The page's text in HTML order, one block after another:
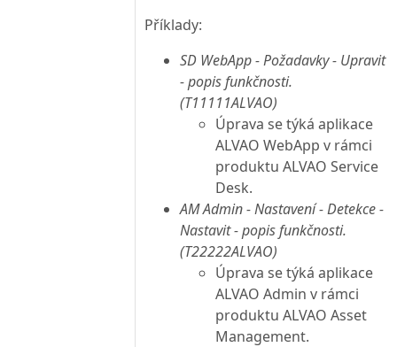
Příklady:
SD WebApp - Požadavky - Upravit
- popis funkčnosti.
(T11111ALVAO)
Úprava se týká aplikace
ALVAO WebApp v rámci
produktu ALVAO Service
Desk.
AM Admin - Nastavení - Detekce -
Nastavit - popis funkčnosti.
(T22222ALVAO)
Úprava se týká aplikace
ALVAO Admin v rámci
produktu ALVAO Asset
Management.